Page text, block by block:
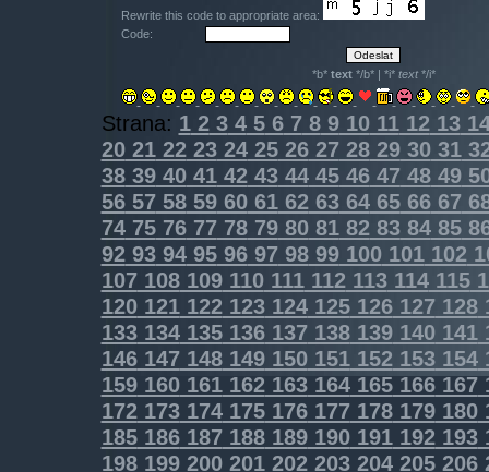
Rewrite this code to appropriate area:
Code:
*b* text*/b* | *i* text*/i*
Strana: 12345678910111213
202122232425262728293031
383940414243444546474849
565758596061626364656667
747576777879808182838485
9293949596979899100101102
107108109110111112113114115
120121122123124125126127 128
133134135136137138139140 141
146147148149150151152153154
159160161162163164165166167
172173174175176177178179180
185186187188189190191192193
198199200201202203204205206